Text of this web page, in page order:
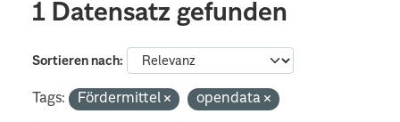
1 Datensatz gefunden
Sortieren nach
Tags: Fördermittel opendata